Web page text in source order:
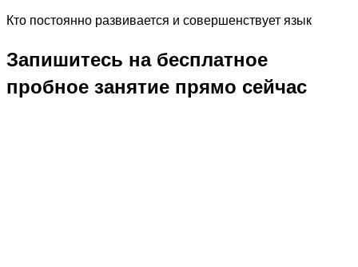
Кто постоянно развивается и совершенствует язык
Запишитесь на бесплатное
пробное занятие прямо сейчас